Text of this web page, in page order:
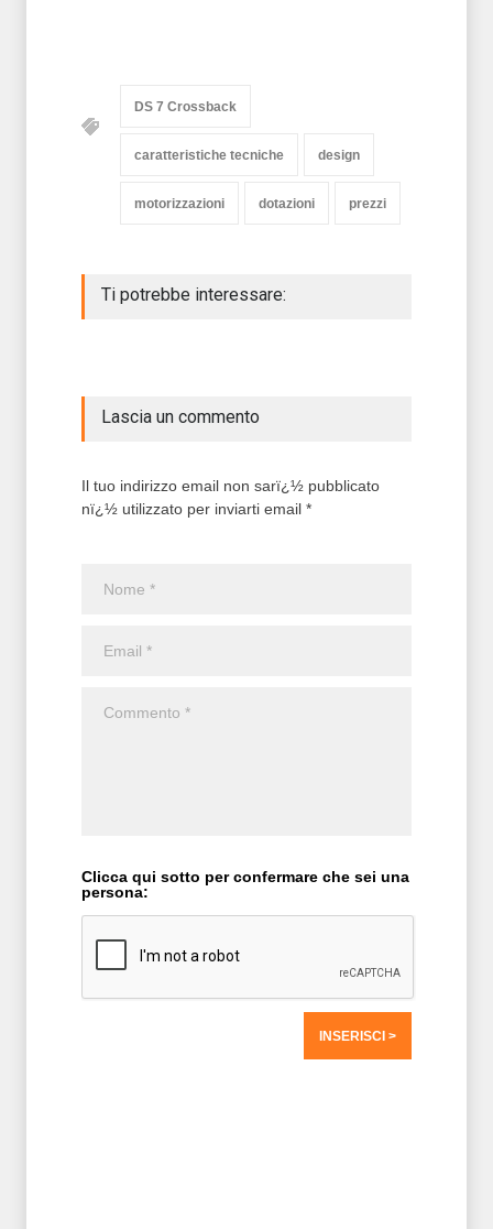
DS 7 Crossback
caratteristiche tecniche design
motorizzazioni dotazioni prezzi
Ti potrebbe interessare:
Lascia un commento
Il tuo indirizzo email non sarï¿½ pubblicato
nï¿½ utilizzato per inviarti email *
Clicca qui sotto per confermare che sei una
persona: